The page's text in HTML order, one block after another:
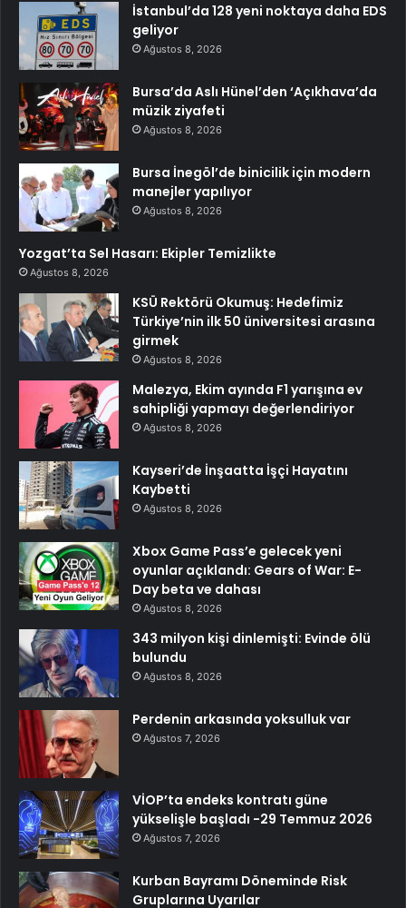
İstanbul’da 128 yeni noktaya daha EDS
geliyor
Ağustos 8, 2026
Bursa’da Aslı Hünel’den ‘Açıkhava’da
müzik ziyafeti
Ağustos 8, 2026
Bursa İnegöl’de binicilik için modern
manejler yapılıyor
Ağustos 8, 2026
Yozgat’ta Sel Hasarı: Ekipler Temizlikte
Ağustos 8, 2026
KSÜ Rektörü Okumuş: Hedefimiz
Türkiye’nin ilk 50 üniversitesi arasına
girmek
Ağustos 8, 2026
Malezya, Ekim ayında F1 yarışına ev
sahipliği yapmayı değerlendiriyor
Ağustos 8, 2026
Kayseri’de İnşaatta İşçi Hayatını
Kaybetti
Ağustos 8, 2026
Xbox Game Pass’e gelecek yeni
oyunlar açıklandı: Gears of War: E-
Day beta ve dahası
Ağustos 8, 2026
343 milyon kişi dinlemişti: Evinde ölü
bulundu
Ağustos 8, 2026
Perdenin arkasında yoksulluk var
Ağustos 7, 2026
VİOP’ta endeks kontratı güne
yükselişle başladı -29 Temmuz 2026
Ağustos 7, 2026
Kurban Bayramı Döneminde Risk
Gruplarına Uyarılar